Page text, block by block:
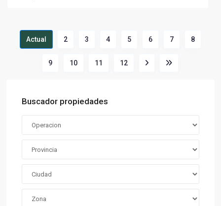
Actual 2 3 4 5 6 7 8
9 10 11 12
Buscador propiedades